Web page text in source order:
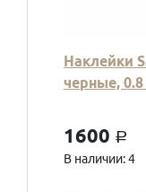
Наклейки
черные,
1600 a
В наличии: 4